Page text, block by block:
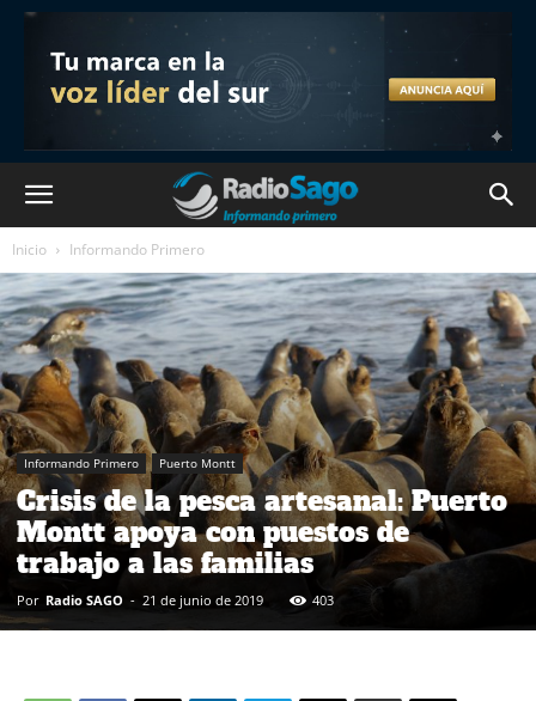
Inicio Informando Primero
Informando Primero Puerto Montt
Crisis de la pesca artesanal: Puerto
Montt apoya con puestos de
trabajo a las familias
Por Radio SAGO - 21 de junio de 2019 403